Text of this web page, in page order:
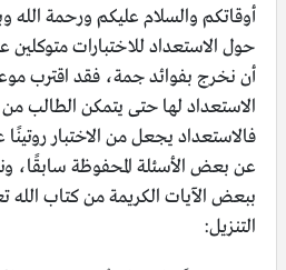
أوقاتكم والسلام عليكم ورحمة الله
حول الاستعداد للاختبارات متوكلين
أن نخرج بفوائد جمة، فقد اقترب
الاستعداد لها حتى يتمكن الطالب
فالاستعداد يجعل من الاختبار روتينًا
عن بعض الأسئلة المحفوظة سابقًا،
ببعض الآيات الكريمة من كتاب
التنزيل: